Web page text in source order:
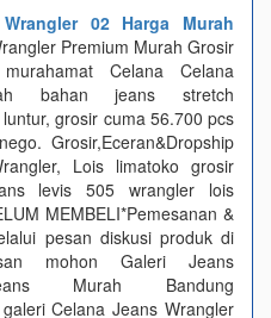
02 Harga Murah
Premium Murah Grosir
Celana Celana
bahan jeans stretch
grosir cuma 56.700 pcs
Grosir,Eceran&Dropship
Lois limatoko grosir
levis 505 wrangler lois
MEMBELI*Pemesanan &
pesan diskusi produk di
mohon Galeri Jeans
Murah Bandung
Celana Jeans Wrangler